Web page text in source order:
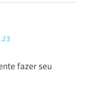
fazer seu